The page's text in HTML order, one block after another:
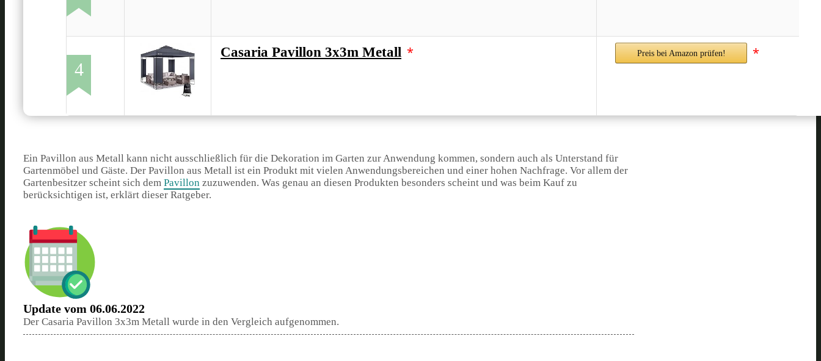
4
Casaria Pavillon 3x3m Metall * Preis bei Amazon prüfen! *
Ein Pavillon aus Metall kann nicht ausschließlich für die Dekoration im Garten zur Anwendung kommen, sondern auch als Unterstand für
Gartenmöbel und Gäste. Der Pavillon aus Metall ist ein Produkt mit vielen Anwendungsbereichen und einer hohen Nachfrage. Vor allem der
Gartenbesitzer scheint sich dem Pavillon zuzuwenden. Was genau an diesen Produkten besonders scheint und was beim Kauf zu
berücksichtigen ist, erklärt dieser Ratgeber.
Update vom 06.06.2022
Der Casaria Pavillon 3x3m Metall wurde in den Vergleich aufgenommen.